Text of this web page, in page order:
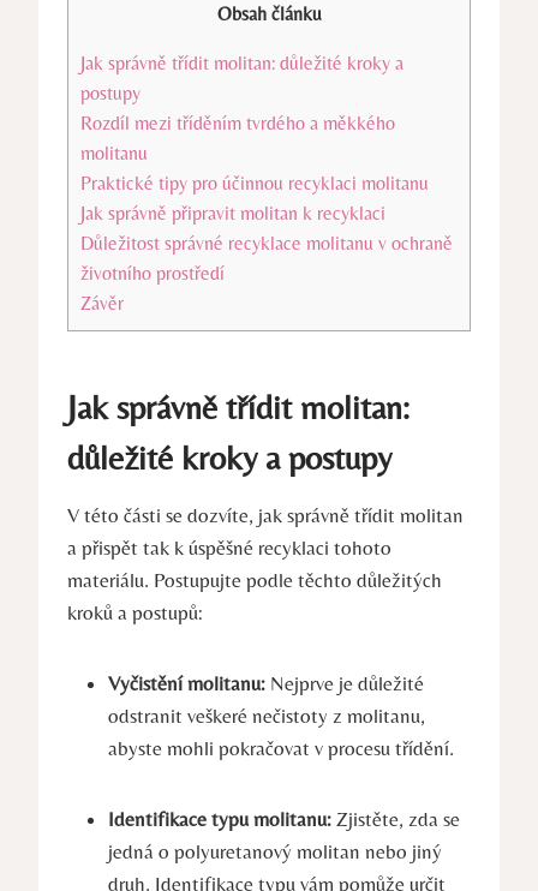
Obsah článku
Jak správně třídit molitan: důležité kroky a
postupy
Rozdíl mezi tříděním tvrdého a měkkého
molitanu
Praktické tipy pro účinnou recyklaci molitanu
Jak správně připravit molitan k recyklaci
Důležitost správné recyklace molitanu v ochraně
životního prostředí
Závěr
Jak správně třídit molitan:
důležité kroky a postupy
V této části se dozvíte, jak správně třídit molitan
a přispět tak k úspěšné recyklaci tohoto
materiálu. Postupujte podle těchto důležitých
kroků a postupů:
Vyčistění molitanu: Nejprve je důležité
odstranit veškeré nečistoty z molitanu,
abyste mohli pokračovat v procesu třídění.
Identifikace typu molitanu: Zjistěte, zda se
jedná o polyuretanový molitan nebo jiný
druh. Identifikace typu vám pomůže určit